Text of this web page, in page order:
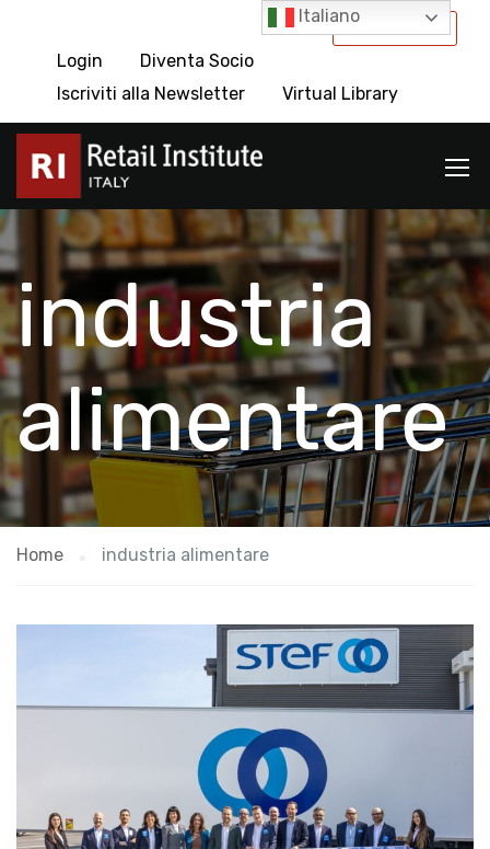
International
Login
Diventa Socio
Iscriviti alla Newsletter
Virtual Library
industria
alimentare
Home industria alimentare
Italiano